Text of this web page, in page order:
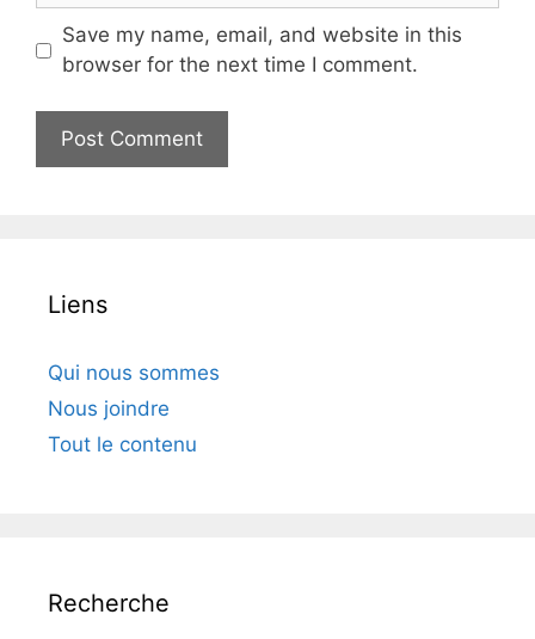
Save my name, email, and website in this
browser for the next time I comment.
Liens
Qui nous sommes
Nous joindre
Tout le contenu
Recherche